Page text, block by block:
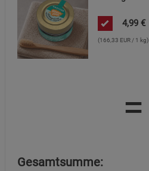
4,99 €
(166,33 EUR / 1 kg)
=
Gesamtsumme:
Marketing Cookies (3)
Beschreibung Marketing Cookies